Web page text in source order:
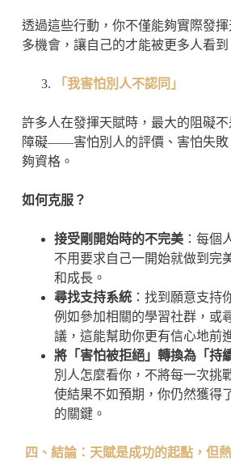
透過這些行動，你不僅能夠實際發
多機會，讓自己的才能被更多人看到
「我害怕別人不認同」
許多人在發揮天賦時，最大的阻礙
障礙——害怕別人的評價、害怕失敗
夠資格。
如何克服？
接受剛開始時的不完美：每個
不用要求自己一開始就做到完
和成長。
尋找支持系統：找到願意支持
例如參加相關的學習社群，或
議，這能幫助你更有信心地前
將「害怕被拒絕」轉換為「持
別人怎麼看你，不將每一次挑
使結果不如預期，你仍然獲得
的關鍵。
四、結論：天賦是成功的起點，但